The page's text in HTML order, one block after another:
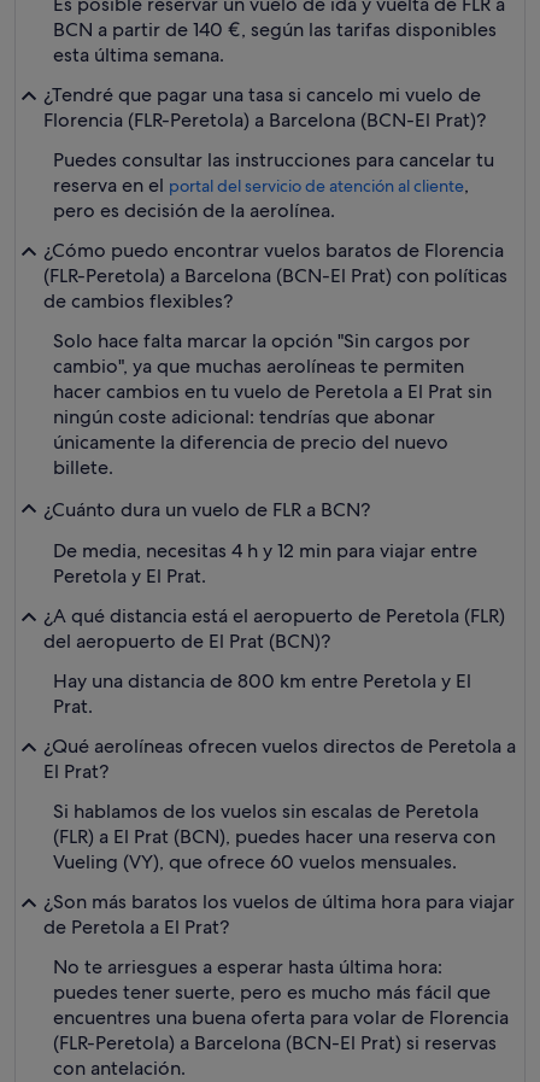
BCN a partir de 140 €, según las tarifas disponibles
esta última semana.
¿Tendré que pagar una tasa si cancelo mi vuelo de
Florencia (FLR-Peretola) a Barcelona (BCN-El Prat)?
Puedes consultar las instrucciones para cancelar tu
reserva en el portal del servicio de atención al cliente,
pero es decisión de la aerolínea.
¿Cómo puedo encontrar vuelos baratos de Florencia
(FLR-Peretola) a Barcelona (BCN-El Prat) con políticas
de cambios flexibles?
Solo hace falta marcar la opción "Sin cargos por
cambio", ya que muchas aerolíneas te permiten
hacer cambios en tu vuelo de Peretola a El Prat sin
ningún coste adicional: tendrías que abonar
únicamente la diferencia de precio del nuevo
billete.
¿Cuánto dura un vuelo de FLR a BCN?
De media, necesitas 4 h y 12 min para viajar entre
Peretola y El Prat.
¿A qué distancia está el aeropuerto de Peretola (FLR)
del aeropuerto de El Prat (BCN)?
Hay una distancia de 800 km entre Peretola y El
Prat.
¿Qué aerolíneas ofrecen vuelos directos de Peretola a
El Prat?
Si hablamos de los vuelos sin escalas de Peretola
(FLR) a El Prat (BCN), puedes hacer una reserva con
Vueling (VY), que ofrece 60 vuelos mensuales.
¿Son más baratos los vuelos de última hora para viajar
de Peretola a El Prat?
No te arriesgues a esperar hasta última hora:
puedes tener suerte, pero es mucho más fácil que
encuentres una buena oferta para volar de Florencia
(FLR-Peretola) a Barcelona (BCN-El Prat) si reservas
con antelación.